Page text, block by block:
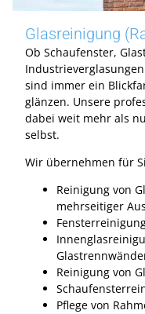
Glasreinigung
Ob Schaufenster,
sind immer ein
glänzen. Unsere
dabei weit mehr als
selbst.
Wir übernehmen für
Reinigung von
mehrseitiger
Reinigung von
Pflege von